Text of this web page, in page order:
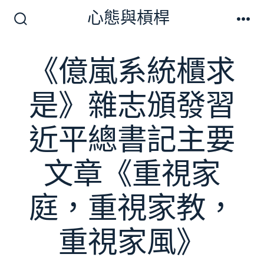
心態與槓桿
《億嵐系統櫃求
是》雜志頒發習
近平總書記主要
文章《重視家
庭，重視家教，
重視家風》